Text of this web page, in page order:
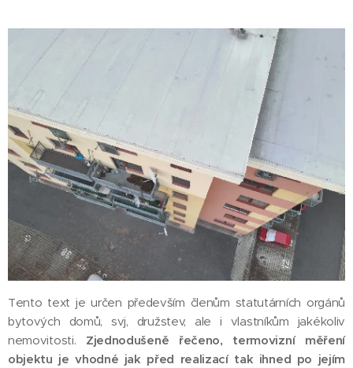
Tento text je určen především členům statutárních orgánů
bytových domů, svj, družstev, ale i vlastníkům jakékoliv
nemovitosti. Zjednodušeně řečeno, termovizní měření
objektu je vhodné jak před realizací tak ihned po jejím